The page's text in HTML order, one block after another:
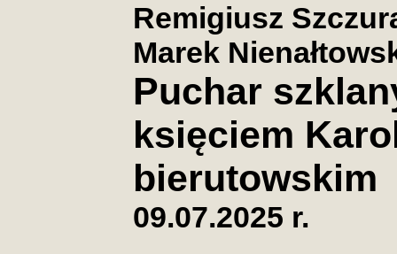
Remigiusz
Marek
Puchar
księciem
bierutowskim
09.07.2025 r.